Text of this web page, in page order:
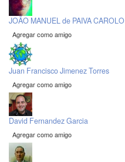
JOÃO MANUEL de PAIVA CAROLO
Agregar como amigo
Juan Francisco Jimenez Torres
Agregar como amigo
David Fernandez Garcia
Agregar como amigo